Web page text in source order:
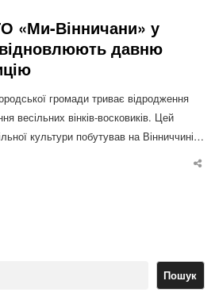
«Ми-Вінничани» у
давню
громади триває відродження
весільних вінків-восковиків. Цей
культури побутував на Вінниччині…
Пошук